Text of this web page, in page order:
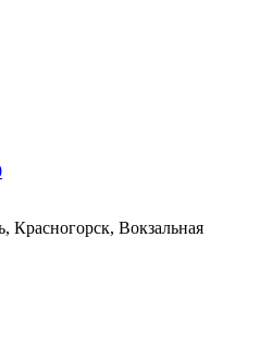
Красногорск, Вокзальная